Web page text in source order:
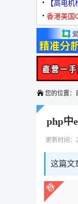
【高电
机
香港美国
您的位置：
php中
更新时间
这篇文